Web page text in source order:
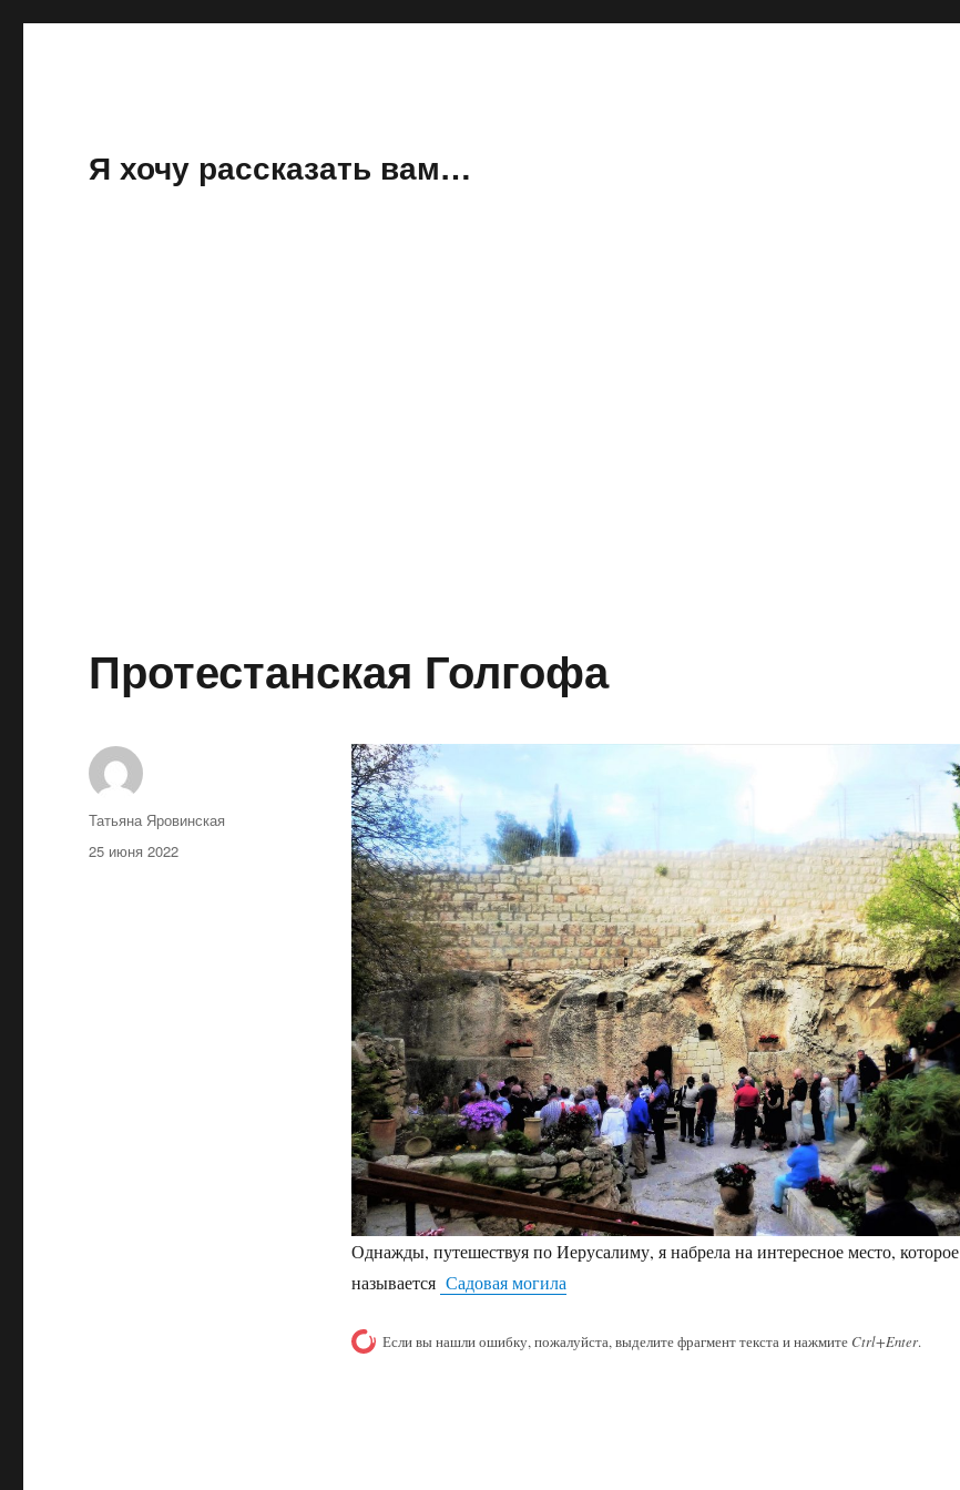
Я хочу рассказать вам…
Протестанская Голгофа
Однажды, путешествуя по Иерусалиму, я набрела на интересное место, которое
называется Садовая могила
Если вы нашли ошибку, пожалуйста, выделите фрагмент текста и нажмите Ctrl+Enter.
Автор
Татьяна Яровинская
Опубликовано
25 июня 2022